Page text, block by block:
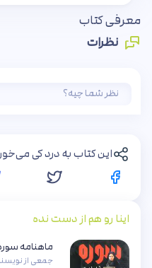
معرفی کتاب
نظرات
این کتاب به درد کی
اینا رو هم از دست نده
ماهنامه سوره:
جمعی از